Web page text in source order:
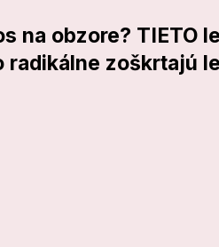
na obzore? TIETO
radikálne zoškrtajú